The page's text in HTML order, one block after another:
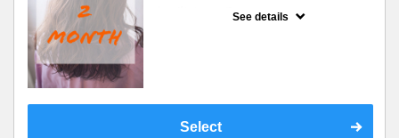
See details
Select